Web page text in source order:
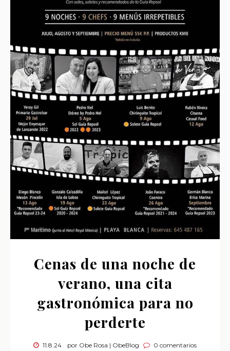
Cenas de una noche de
verano, una cita
gastronómica para no
perderte
11.8.24 por Obe Rosa | ObeBlog 0 comentarios